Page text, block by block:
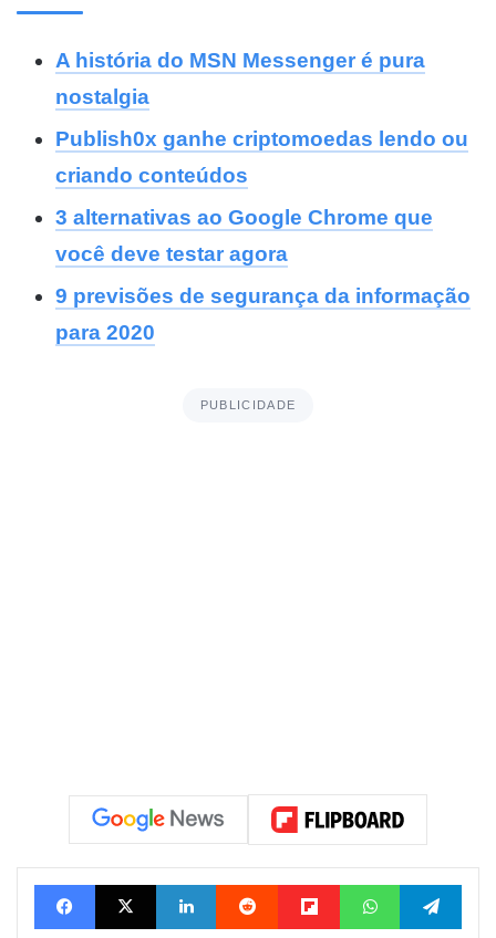
A história do MSN Messenger é pura
nostalgia
Publish0x ganhe criptomoedas lendo ou
criando conteúdos
3 alternativas ao Google Chrome que
você deve testar agora
9 previsões de segurança da informação
para 2020
PUBLICIDADE
Facebook X Linkedin Reddit Flipboard WhatsApp